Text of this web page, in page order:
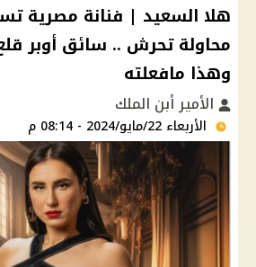
هلا السعيد | فنانة مصرية
محاولة تحرش .. سائق أوبر
وهذا مافعلته
الأمير أبن الملك
الأربعاء 22/مايو/2024 - 08:14 م